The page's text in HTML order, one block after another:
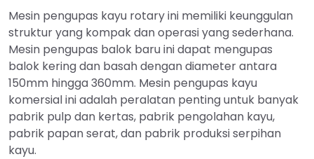
Mesin pengupas kayu rotary ini memiliki keunggulan
struktur yang kompak dan operasi yang sederhana.
Mesin pengupas balok baru ini dapat mengupas
balok kering dan basah dengan diameter antara
150mm hingga 360mm. Mesin pengupas kayu
komersial ini adalah peralatan penting untuk banyak
pabrik pulp dan kertas, pabrik pengolahan kayu,
pabrik papan serat, dan pabrik produksi serpihan
kayu.